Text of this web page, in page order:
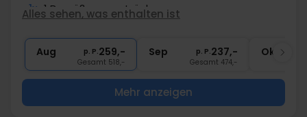
1x 1 Begrüßungsgetränk
2x Gratis Nutzung Pool, Sauna, Fitness
Alles sehen, was enthalten ist
Aug p. P.259,-
Gesamt 518,-
Sep p. P.237,-
Gesamt 474,-
Okt
Mehr anzeigen